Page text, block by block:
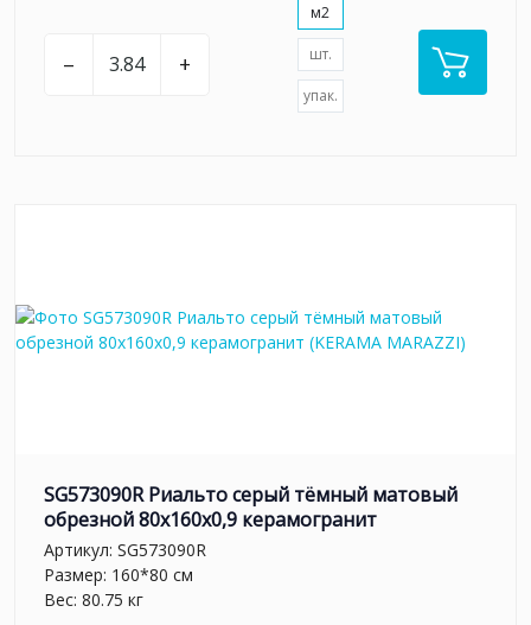
– +
м2
шт.
упак.
SG573090R Риальто серый тёмный матовый
обрезной 80x160x0,9 керамогранит
Артикул: SG573090R
Размер: 160*80 см
Вес: 80.75 кг